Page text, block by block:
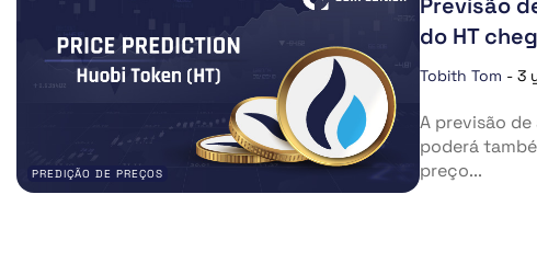
PREDIÇÃO DE PREÇOS
Previsão
do HT
Tobith Tom - 3
A previsão
poderá
preço...